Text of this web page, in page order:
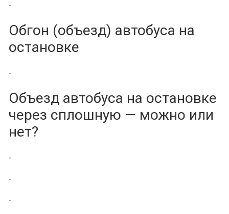
.
Обгон (объезд) автобуса на
остановке
.
Объезд автобуса на остановке
через сплошную — можно или
нет?
.
.
.